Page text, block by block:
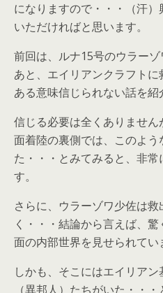
になりますので・・・（汗
いただければと思います。
前回は、ルナ15号のウラー
あと、エイリアンクラフトに
ある意味信じられない話を紹
信じる必要は全くありませ
面着陸の裏側では、このよ
た・・・とみてみると、非
す。
さらに、ウラーゾワ少佐は
く・・・結論から言えば、
面の内部世界を見せられてい
しかも、そこにはエイリア
（異邦人）たちがいた・・